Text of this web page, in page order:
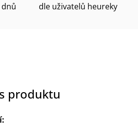
dle uživatelů heureky
produktu